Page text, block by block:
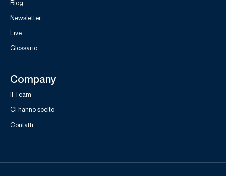
Blog
Newsletter
Live
Glossario
Company
Il Team
Ci hanno scelto
Contatti